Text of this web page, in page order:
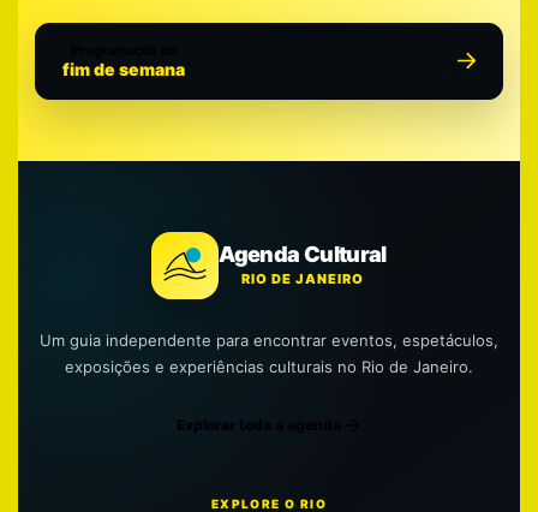
fim de semana
Agenda Cultural
RIO DE JANEIRO
Um guia independente para encontrar eventos, espetáculos,
exposições e experiências culturais no Rio de Janeiro.
Explorar toda a agenda
EXPLORE O RIO